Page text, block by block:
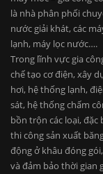
là nhà phân phối
nước giải khát, các
lạnh, máy lọc nước….
Trong lĩnh vực gia
chế tạo cơ điện, xây
hơi, hệ thống lạnh,
sát, hệ thống chấm
bồn trộn các loại,
thi công sản xuất
động ở khâu đóng
và đảm bảo thời gian